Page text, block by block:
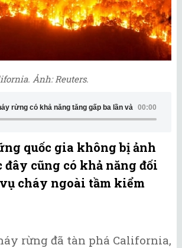
Ảnh: Reuters.
00:00
báo nạn cháy rừng có khả năng tăng gấp ba lần
quốc gia không bị ảnh
cũng có khả năng đối
cháy ngoài tầm kiểm
rừng đã tàn phá California,